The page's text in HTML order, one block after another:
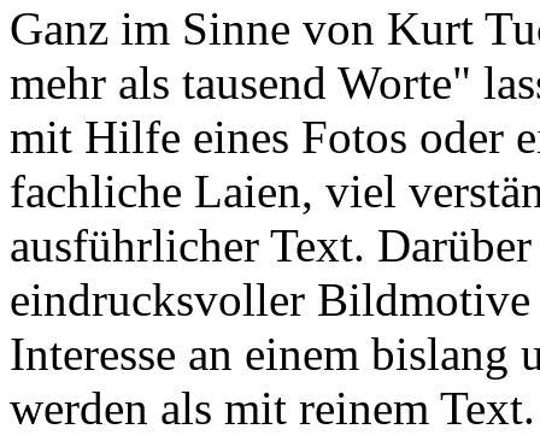
Ganz im Sinne von Kurt
mehr als tausend Worte"
mit Hilfe eines Fotos oder
fachliche Laien, viel
ausführlicher Text.
eindrucksvoller
Interesse an einem bislang
werden als mit reinem Text.